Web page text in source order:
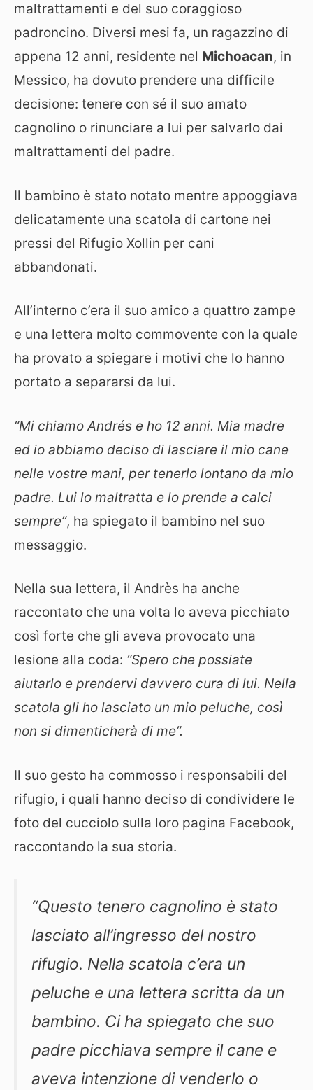
maltrattamenti e del suo coraggioso
padroncino. Diversi mesi fa, un ragazzino di
appena 12 anni, residente nel Michoacan, in
Messico, ha dovuto prendere una difficile
decisione: tenere con sé il suo amato
cagnolino o rinunciare a lui per salvarlo dai
maltrattamenti del padre.
Il bambino è stato notato mentre appoggiava
delicatamente una scatola di cartone nei
pressi del Rifugio Xollin per cani
abbandonati.
All’interno c’era il suo amico a quattro zampe
e una lettera molto commovente con la quale
ha provato a spiegare i motivi che lo hanno
portato a separarsi da lui.
“Mi chiamo Andrés e ho 12 anni. Mia madre
ed io abbiamo deciso di lasciare il mio cane
nelle vostre mani, per tenerlo lontano da mio
padre. Lui lo maltratta e lo prende a calci
sempre”, ha spiegato il bambino nel suo
messaggio.
Nella sua lettera, il Andrès ha anche
raccontato che una volta lo aveva picchiato
così forte che gli aveva provocato una
lesione alla coda: “Spero che possiate
aiutarlo e prendervi davvero cura di lui. Nella
scatola gli ho lasciato un mio peluche, così
non si dimenticherà di me”.
Il suo gesto ha commosso i responsabili del
rifugio, i quali hanno deciso di condividere le
foto del cucciolo sulla loro pagina Facebook,
raccontando la sua storia.
“Questo tenero cagnolino è stato
lasciato all’ingresso del nostro
rifugio. Nella scatola c’era un
peluche e una lettera scritta da un
bambino. Ci ha spiegato che suo
padre picchiava sempre il cane e
aveva intenzione di venderlo o